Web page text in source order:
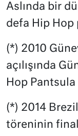
Aslında bir
defa Hip Hop
(*) 2010
açılışında
Hop Pantsula
(*) 2014
töreninin